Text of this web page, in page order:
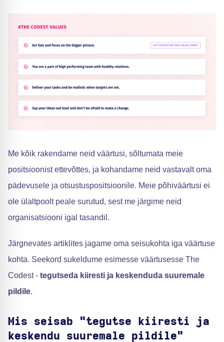
Me kõik rakendame neid väärtusi, sõltumata meie
positsioonist ettevõttes, ja kohandame neid vastavalt oma
pädevusele ja otsustuspositsioonile. Meie põhiväärtusi ei
ole ülaltpoolt peale surutud, sest me järgime neid
organisatsiooni igal tasandil.
Järgnevates artiklites jagame oma seisukohta iga väärtuse
kohta. Seekord sukeldume esimesse väärtusesse The
Codest - tegutseda kiiresti ja keskenduda suuremale
pildile.
Mis seisab "tegutse kiiresti ja
keskendu suuremale pildile"